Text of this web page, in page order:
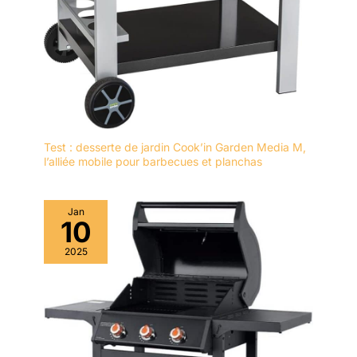
Test : desserte de jardin Cook’in Garden Media M,
l’alliée mobile pour barbecues et planchas
Jan
10
2025